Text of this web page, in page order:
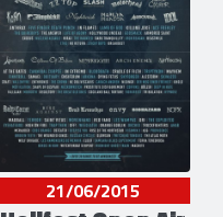
21/06/2015